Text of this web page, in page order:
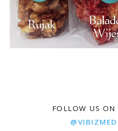
FOLLOW US ON